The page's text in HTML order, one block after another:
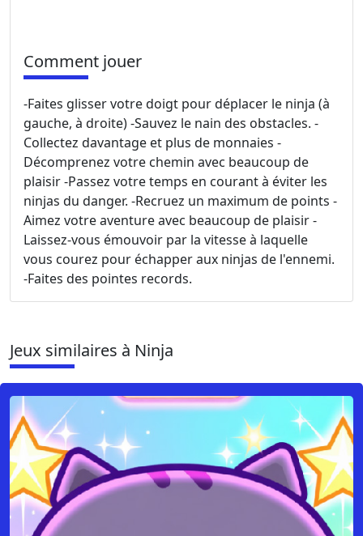
Comment jouer
-Faites glisser votre doigt pour déplacer le ninja (à
gauche, à droite) -Sauvez le nain des obstacles. -
Collectez davantage et plus de monnaies -
Décomprenez votre chemin avec beaucoup de
plaisir -Passez votre temps en courant à éviter les
ninjas du danger. -Recruez un maximum de points -
Aimez votre aventure avec beaucoup de plaisir -
Laissez-vous émouvoir par la vitesse à laquelle
vous courez pour échapper aux ninjas de l'ennemi.
-Faites des pointes records.
Jeux similaires à Ninja